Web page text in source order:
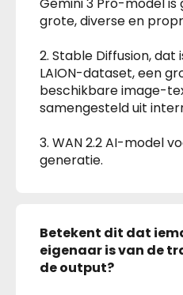
grote, diverse en
2. Stable Diffusion,
LAION-dataset, een
beschikbare image-
samengesteld uit
3. WAN 2.2 AI-model
generatie.
Betekent dit dat
eigenaar is van de
de output?